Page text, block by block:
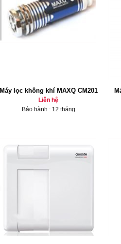
Máy lọc không khí MAXQ CM201
Liên hệ
Bảo hành : 12 tháng